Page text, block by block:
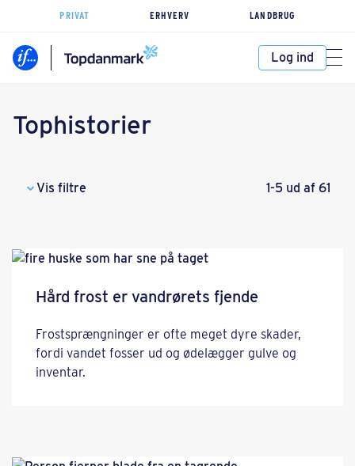
PRIVAT ERHVERV LANDBRUG
Log ind
Tophistorier
Vis filtre 1-5 ud af 61
Hård frost er vandrørets fjende
Frostsprængninger er ofte meget dyre skader,
fordi vandet fosser ud og ødelægger gulve og
inventar.